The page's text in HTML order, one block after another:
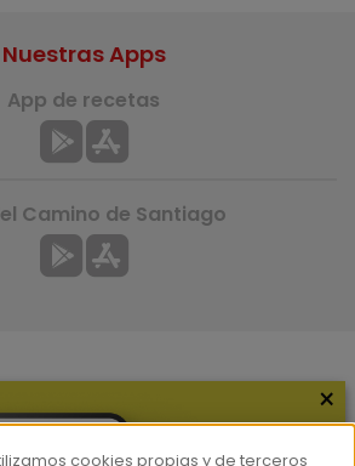
Nuestras Apps
App de recetas
Camino de Santiago
×
cookies propias y de terceros